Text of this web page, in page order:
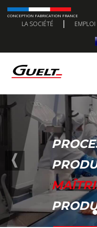
CONCEPTION FABRICATION FRANCE
LA SOCIÉTÉ | EMPLOI